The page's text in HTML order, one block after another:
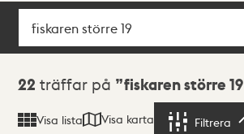
Sök
Sökresultat
22 träffar på fiskaren större 19
Visa lista Visa karta Filtrera